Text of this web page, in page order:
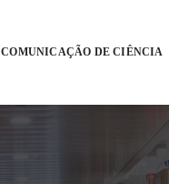
COMUNICAÇÃO DE CIÊNCIA